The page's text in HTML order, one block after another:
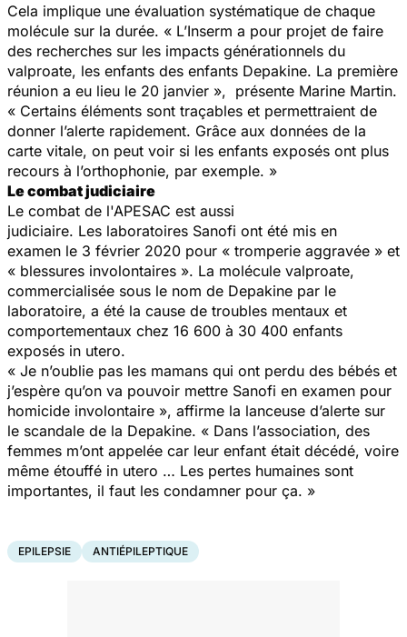
Cela implique une évaluation systématique de chaque
molécule sur la durée. « L’Inserm a pour projet de faire
des recherches sur les impacts générationnels du
valproate, les enfants des enfants Depakine. La première
réunion a eu lieu le 20 janvier », présente Marine Martin.
« Certains éléments sont traçables et permettraient de
donner l’alerte rapidement. Grâce aux données de la
carte vitale, on peut voir si les enfants exposés ont plus
recours à l’orthophonie, par exemple. »
Le combat judiciaire
Le combat de l'APESAC est aussi
judiciaire. Les laboratoires Sanofi ont été mis en
examen le 3 février 2020 pour « tromperie aggravée » et
« blessures involontaires ». La molécule valproate,
commercialisée sous le nom de Depakine par le
laboratoire, a été la cause de troubles mentaux et
comportementaux chez 16 600 à 30 400 enfants
exposés in utero.
« Je n’oublie pas les mamans qui ont perdu des bébés et
j’espère qu’on va pouvoir mettre Sanofi en examen pour
homicide involontaire », affirme la lanceuse d’alerte sur
le scandale de la Depakine. « Dans l’association, des
femmes m’ont appelée car leur enfant était décédé, voire
même étouffé in utero … Les pertes humaines sont
importantes, il faut les condamner pour ça. »
EPILEPSIE ANTIÉPILEPTIQUE